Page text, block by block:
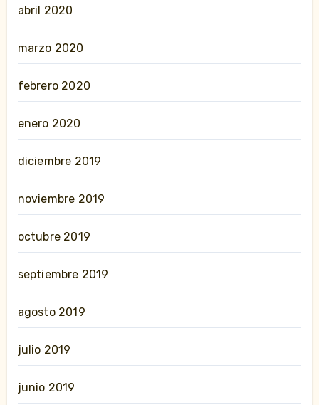
abril 2020
marzo 2020
febrero 2020
enero 2020
diciembre 2019
noviembre 2019
octubre 2019
septiembre 2019
agosto 2019
julio 2019
junio 2019